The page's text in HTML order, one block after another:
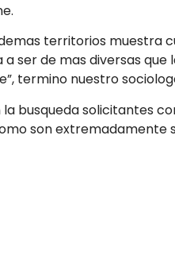
territorios muestra
ser de mas diversas que
termino nuestro
busqueda solicitantes
son extremadamente